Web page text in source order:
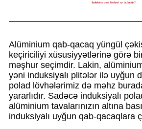
İnduksiya əsas lövhəsi nə üçündür?
Alüminium qab-qacaq yüngül
keçiriciliyi xüsusiyyətlərinə görə
məşhur seçimdir. Lakin,
yəni induksiyalı plitələr ilə uyğun
polad lövhələrimiz də məhz
yararlıdır. Sadəcə induksiyalı
alüminium tavalarınızın altına
induksiyalı uyğun qab-qacaqlara